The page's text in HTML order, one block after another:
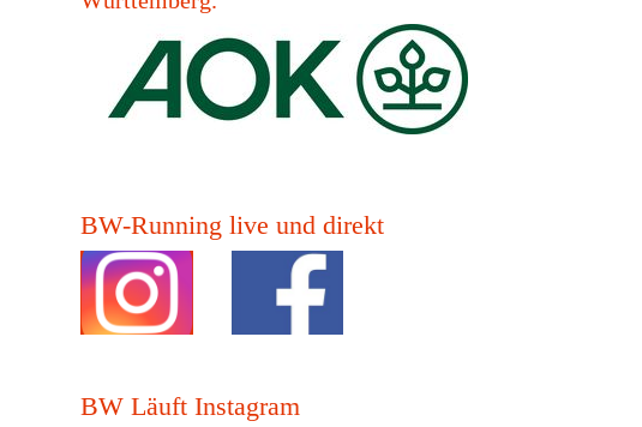
BW-Running live und direkt
BW Läuft Instagram